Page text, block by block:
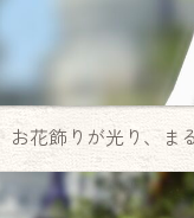
お花飾りが光り、ま